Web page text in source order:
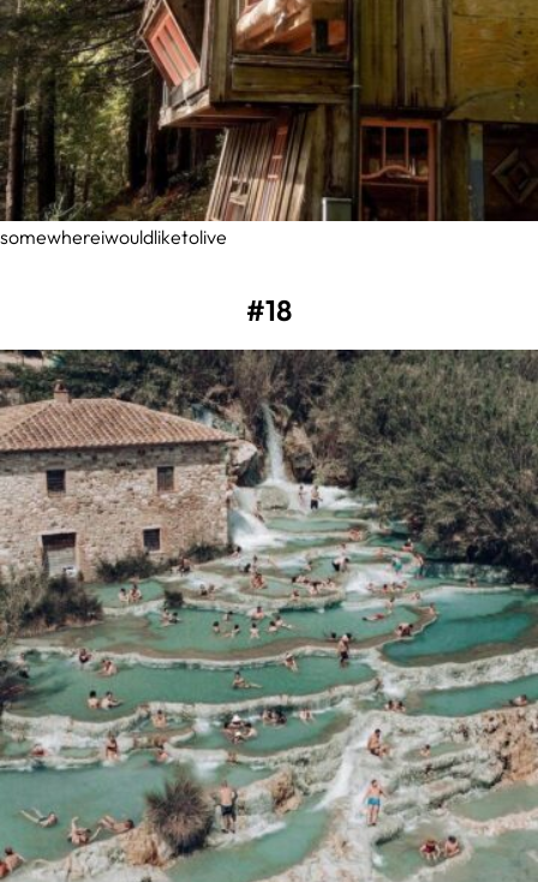
somewhereiwouldliketolive
#18